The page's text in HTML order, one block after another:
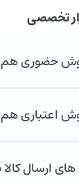
تخصصی
حضوری هم
اعتباری
ارسال